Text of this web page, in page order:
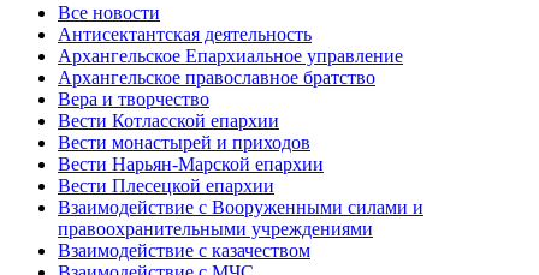
Все новости
Антисектантская деятельность
Архангельское Епархиальное управление
Архангельское православное братство
Вера и творчество
Вести Котласской епархии
Вести монастырей и приходов
Вести Нарьян-Марской епархии
Вести Плесецкой епархии
Взаимодействие с Вооруженными силами и
правоохранительными учреждениями
Взаимодействие с казачеством